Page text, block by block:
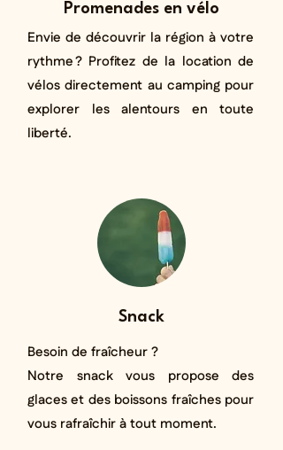
Promenades en vélo
Envie de découvrir la région à votre
rythme ? Profitez de la location de
vélos directement au camping pour
explorer les alentours en toute
liberté.
Snack
Besoin de fraîcheur ?
Notre snack vous propose des
glaces et des boissons fraîches pour
vous rafraîchir à tout moment.